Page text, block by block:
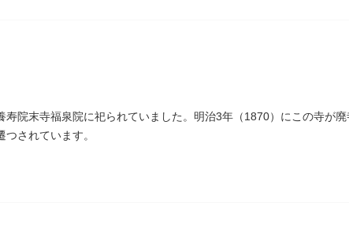
院末寺福泉院に祀られていました。明治3年（1870）にこの寺が
されています。